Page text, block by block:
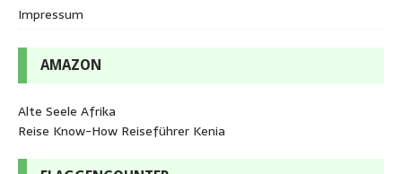
Impressum
AMAZON
Alte Seele Afrika
Reise Know-How Reiseführer Kenia